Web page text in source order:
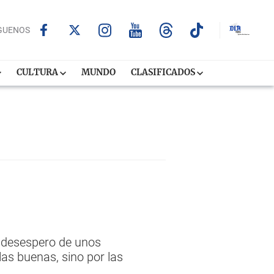
CULTURA MUNDO CLASIFICADOS
de unos
buenas, sino por las